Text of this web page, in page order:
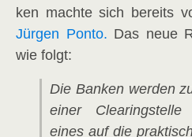
ken mach­te sich bereits
Jür­gen Pon­to. Das neue
wie folgt:
Die Ban­ken wer­den
einer
eines auf die